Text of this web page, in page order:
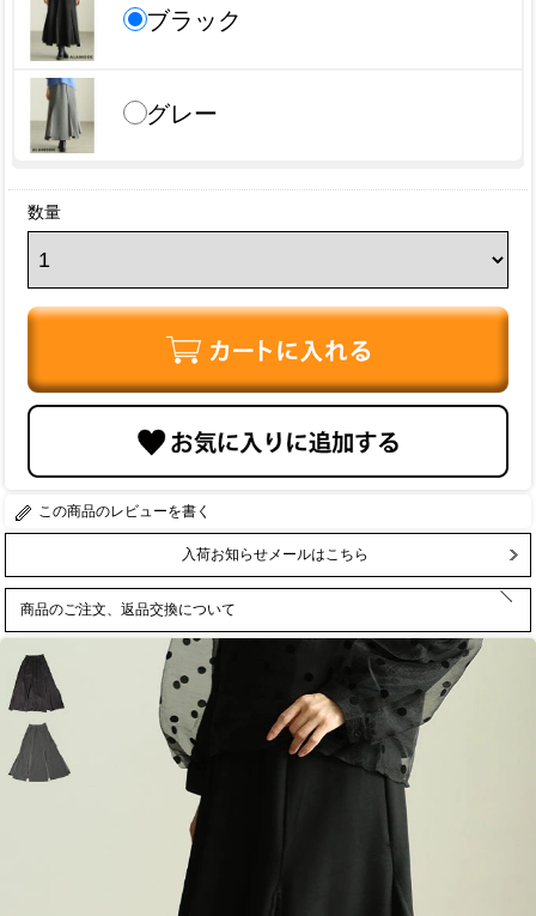
ブラック
グレー
数量
レビューを書く
入荷お知らせメールはこちら
商品のご注文、返品交換について